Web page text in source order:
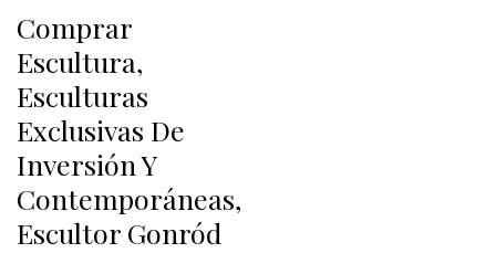
Comprar
Escultura,
Esculturas
Exclusivas De
Inversión Y
Contemporáneas,
Escultor Gonród